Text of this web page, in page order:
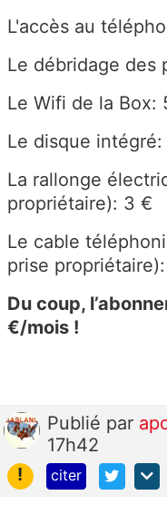
L'accès au
Le débridage des
Le Wifi de la Box:
Le disque intégré:
La rallonge
propriétaire): 3 €
Le cable
prise
Du coup,
€/mois !
Publié par
17h42
!
citer